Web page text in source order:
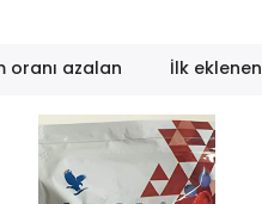
oranı azalan İlk eklenen